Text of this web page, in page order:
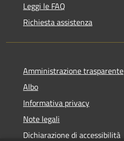
Leggi le FAQ
Richiesta assistenza
Amministrazione trasparente
Albo
Informativa privacy
Note legali
Dichiarazione di accessibilità